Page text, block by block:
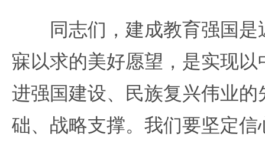
同志们，建成教育强国是
寐以求的美好愿望，是实现
进强国建设、民族复兴伟业
础、战略支撑。我们要坚定